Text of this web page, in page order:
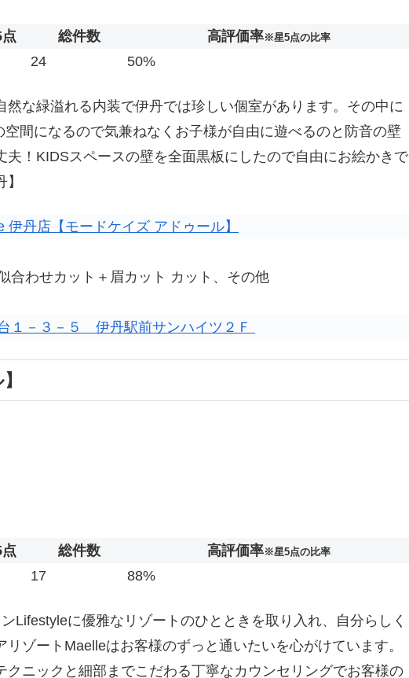
総件数 高評価率※星5点の比率
24 50%
な緑溢れる内装で伊丹では珍しい個室があります。その中に
間になるので気兼ねなくお子様が自由に遊べるのと防音の壁
夫！KIDSスペースの壁を全面黒板にしたので自由にお絵かきで
伊丹店【モードケイズ アドゥール】
合わせカット＋眉カット カット、その他
１－３－５ 伊丹駅前サンハイツ２Ｆ
総件数 高評価率※星5点の比率
17 88%
Lifestyleに優雅なリゾートのひとときを取り入れ、自分らしく
ゾートMaelleはお客様のずっと通いたいを心がけています。
クニックと細部までこだわる丁寧なカウンセリングでお客様の